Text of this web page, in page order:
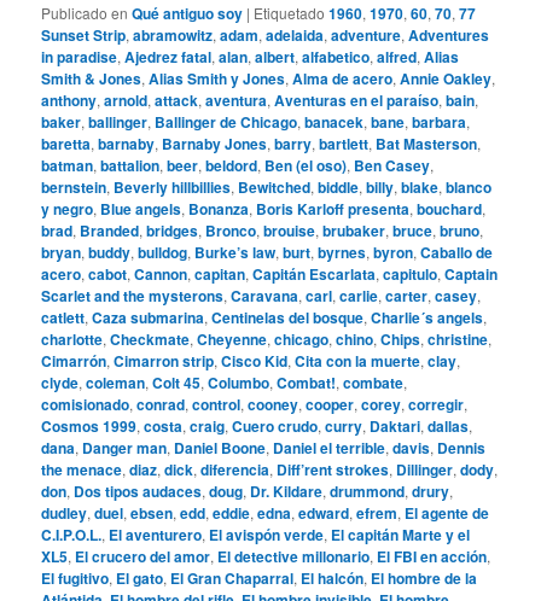
Publicado en Qué antiguo soy | Etiquetado 1960,1970,60,70,77
Sunset Strip,abramowitz,adam,adelaida,adventure,Adventures
in paradise,Ajedrez fatal,alan,albert,alfabetico,alfred,Alias
Smith & Jones,Alias Smith y Jones,Alma de acero,Annie Oakley,
anthony,arnold,attack,aventura,Aventuras en el paraíso,bain,
baker,ballinger, Ballinger de Chicago,banacek,bane,barbara,
baretta,barnaby, Barnaby Jones,barry,bartlett, Bat Masterson,
batman,battalion,beer,beldord, Ben (el oso), Ben Casey,
bernstein, Beverly hillbillies, Bewitched,biddle,billy,blake,blanco
y negro, Blue angels, Bonanza, Boris Karloff presenta,bouchard,
brad, Branded,bridges, Bronco,brouise,brubaker,bruce,bruno,
bryan,buddy,bulldog, Burke’s law,burt,byrnes,byron,Caballo de
acero,cabot,Cannon,capitan,Capitán Escarlata,capitulo,Captain
Scarlet and the mysterons,Caravana,carl,carlie,carter,casey,
catlett,Caza submarina,Centinelas del bosque,Charlie´s angels,
charlotte,Checkmate,Cheyenne,chicago,chino,Chips,christine,
Cimarrón,Cimarron strip,Cisco Kid,Cita con la muerte,clay,
clyde,coleman,Colt 45,Columbo,Combat!,combate,
comisionado,conrad,control,cooney,cooper,corey,corregir,
Cosmos 1999,costa,craig,Cuero crudo,curry, Daktari,dallas,
dana, Danger man, Daniel Boone, Daniel el terrible,davis, Dennis
the menace,diaz,dick,diferencia, Diff’rent strokes, Dillinger,dody,
don, Dos tipos audaces,doug, Dr. Kildare,drummond,drury,
dudley,duel,ebsen,edd,eddie,edna,edward,efrem, El agente de
C.I.P.O.L., El aventurero, El avispón verde, El capitán Marte y el
XL5, El crucero del amor, El detective millonario, El FBI en acción,
El fugitivo, El gato, El Gran Chaparral, El halcón, El hombre de la